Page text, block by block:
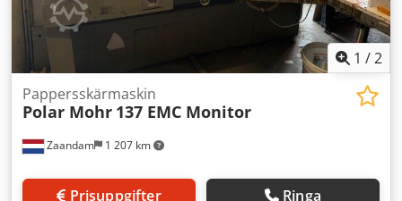
1 /2
Zaandam 1 207 km
Pappersskärmaskin
Polar Mohr 137 EMC Monitor
Prisuppgifter Ringa